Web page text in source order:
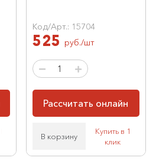
Код/Арт.: 15704
525 руб./шт
Рассчитать онлайн
В корзину
Купить в 1
клик